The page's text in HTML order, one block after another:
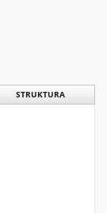
STRUKTURA